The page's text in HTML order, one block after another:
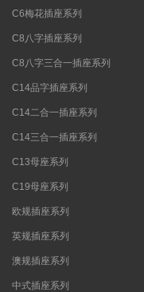
C6梅花插座系列
C8八字插座系列
C8八字三合一插座系列
C14品字插座系列
C14二合一插座系列
C14三合一插座系列
C13母座系列
C19母座系列
欧规插座系列
英规插座系列
澳规插座系列
中式插座系列